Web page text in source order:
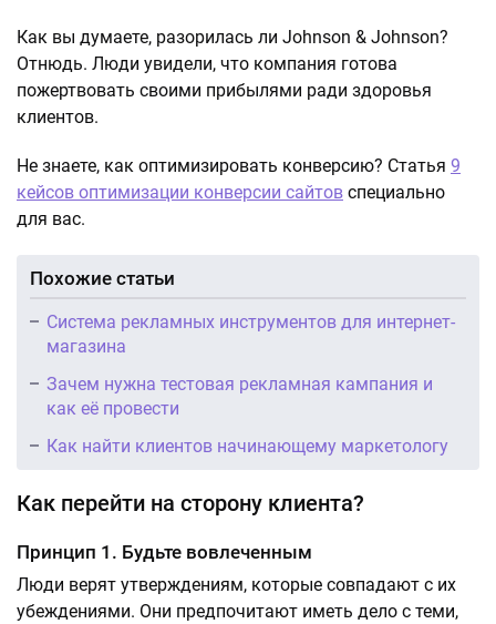
Как вы думаете, разорилась ли Johnson & Johnson?
Отнюдь. Люди увидели, что компания готова
пожертвовать своими прибылями ради здоровья
клиентов.
Не знаете, как оптимизировать конверсию? Статья 9
кейсов оптимизации конверсии сайтов специально
для вас.
Похожие статьи
Система рекламных инструментов для интернет-
магазина
Зачем нужна тестовая рекламная кампания и
как её провести
Как найти клиентов начинающему маркетологу
Как перейти на сторону клиента?
Принцип 1. Будьте вовлеченным
Люди верят утверждениям, которые совпадают с их
убеждениями. Они предпочитают иметь дело с теми,